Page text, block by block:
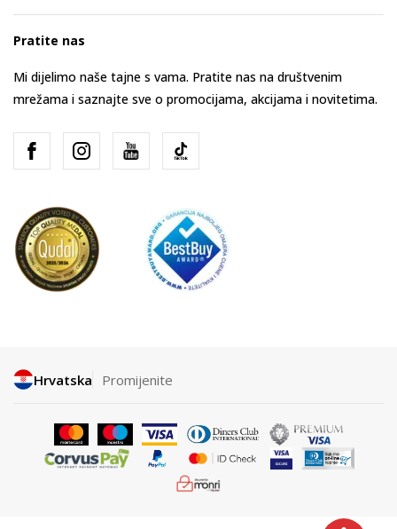
Pratite nas
Mi dijelimo naše tajne s vama. Pratite nas na društvenim
mrežama i saznajte sve o promocijama, akcijama i novitetima.
Hrvatska Promijenite